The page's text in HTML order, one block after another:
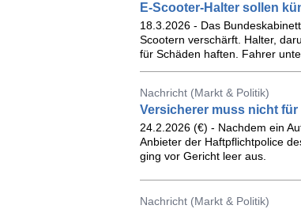
E-Scooter-Halter sollen
18.3.2026 - Das
Scootern verschärft. Halter,
für Schäden haften. Fahrer
Nachricht (Markt & Politik)
Versicherer muss nicht
24.2.2026 (€) - Nachdem ein
Anbieter der Haftpflichtpolice
ging vor Gericht leer aus.
Nachricht (Markt & Politik)